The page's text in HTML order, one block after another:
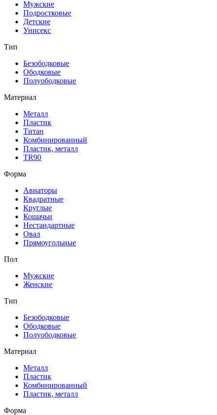
Мужские
Подростковые
Детские
Унисекс
Тип
Безободковые
Ободковые
Полуободковые
Материал
Металл
Пластик
Титан
Комбинированный
Пластик, металл
TR90
Форма
Авиаторы
Квадратные
Круглые
Кошачьи
Нестандартные
Овал
Прямоугольные
Пол
Мужские
Женские
Тип
Безободковые
Ободковые
Полуободковые
Материал
Металл
Пластик
Комбинированный
Пластик, металл
Форма